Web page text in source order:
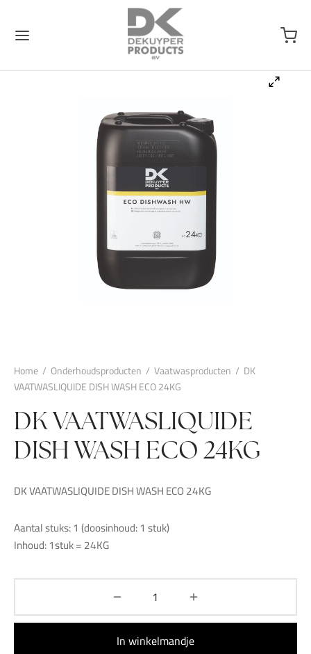
Home / Onderhoudsproducten / Vaatwasproducten / DK
VAATWASLIQUIDE DISH WASH ECO 24KG
DK VAATWASLIQUIDE
DISH WASH ECO 24KG
DK VAATWASLIQUIDE DISH WASH ECO 24KG
Aantal stuks: 1 (doosinhoud: 1 stuk)
Inhoud: 1stuk = 24KG
In winkelmandje